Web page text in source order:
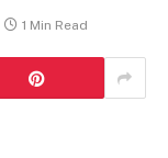
1 Min Read